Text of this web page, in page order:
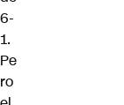
6-
1.
Pe
ro